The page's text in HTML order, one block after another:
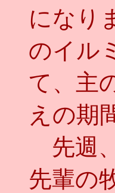
になり
のイル
て、主
えの期
先週
先輩の